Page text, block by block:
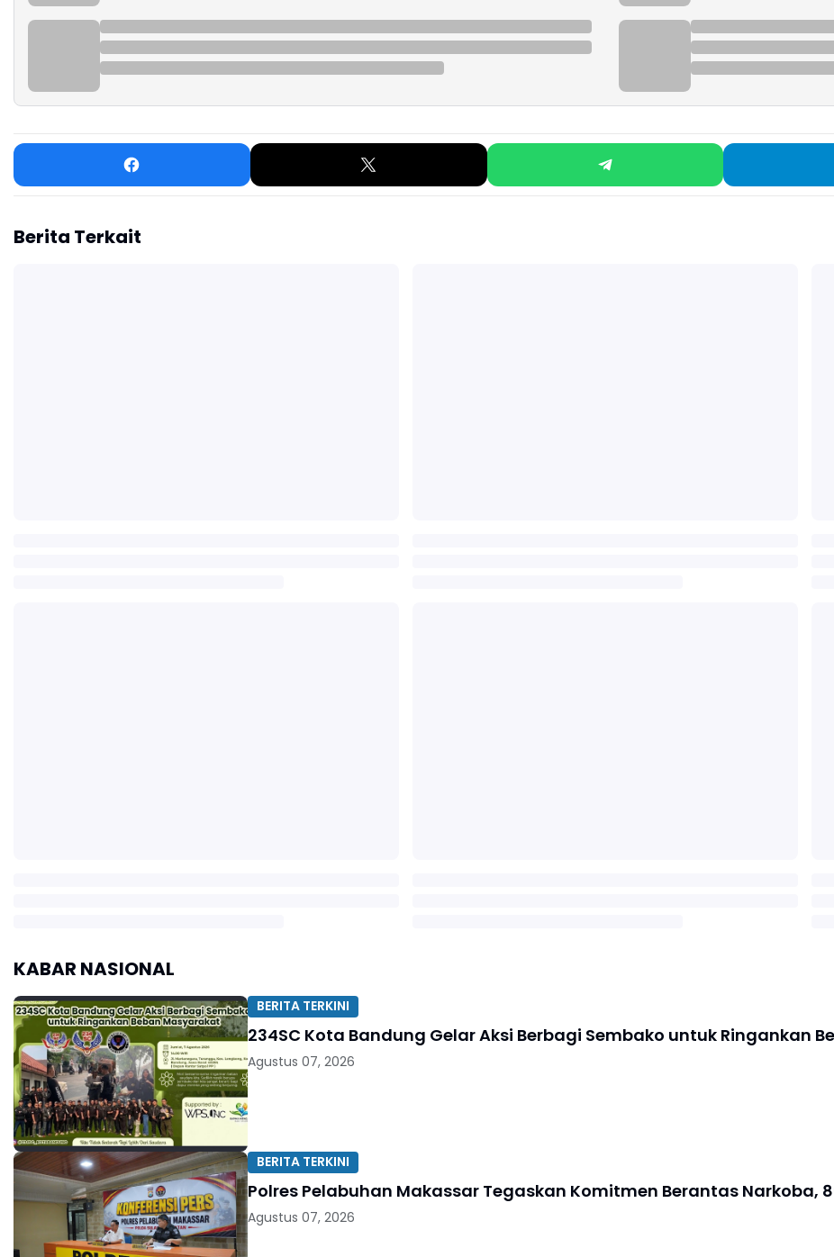
Berita Terkait
KABAR NASIONAL
BERITA TERKINI
234SC Kota Bandung Gelar Aksi Berbagi Sembako untuk Ringankan
Agustus 07, 2026
BERITA TERKINI
Polres Pelabuhan Makassar Tegaskan Komitmen Berantas
Agustus 07, 2026